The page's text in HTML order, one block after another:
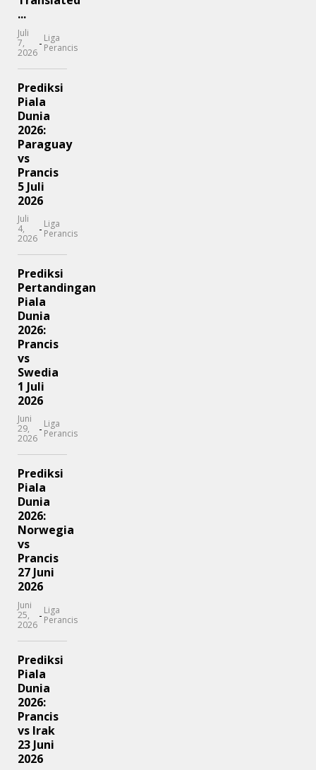
...
Juli
7,
2026
- Liga
Perancis
Prediksi
Piala
Dunia
2026:
Paraguay
vs
Prancis
5 Juli
2026
Juli
4,
2026
- Liga
Perancis
Prediksi
Pertandingan
Piala
Dunia
2026:
Prancis
vs
Swedia
1 Juli
2026
Juni
29,
2026
- Liga
Perancis
Prediksi
Piala
Dunia
2026:
Norwegia
vs
Prancis
27 Juni
2026
Juni
25,
2026
- Liga
Perancis
Prediksi
Piala
Dunia
2026:
Prancis
vs Irak
23 Juni
2026